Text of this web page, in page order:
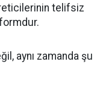
telifsiz
aynı zamanda şu